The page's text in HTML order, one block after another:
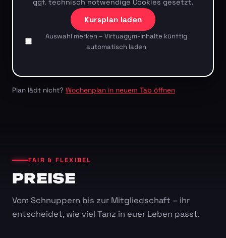
ggf. technisch notwendige Cookies gesetzt.
Kursplan laden
Auswahl merken – Virtuagym-Inhalte künftig
automatisch laden
Plan lädt nicht? Wochenplan in neuem Tab öffnen
FAIR & FLEXIBEL
PREISE
Vom Schnuppern bis zur Mitgliedschaft – ihr
entscheidet, wie viel Tanz in euer Leben passt.